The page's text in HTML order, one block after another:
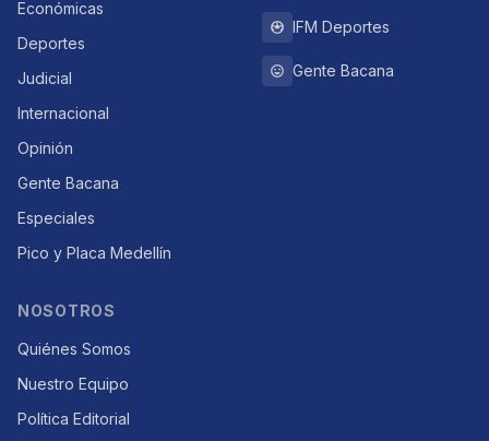
Económicas
Deportes
Judicial
Internacional
Opinión
Gente Bacana
Especiales
Pico y Placa Medellín
IFM Deportes
Gente Bacana
NOSOTROS
Quiénes Somos
Nuestro Equipo
Política Editorial